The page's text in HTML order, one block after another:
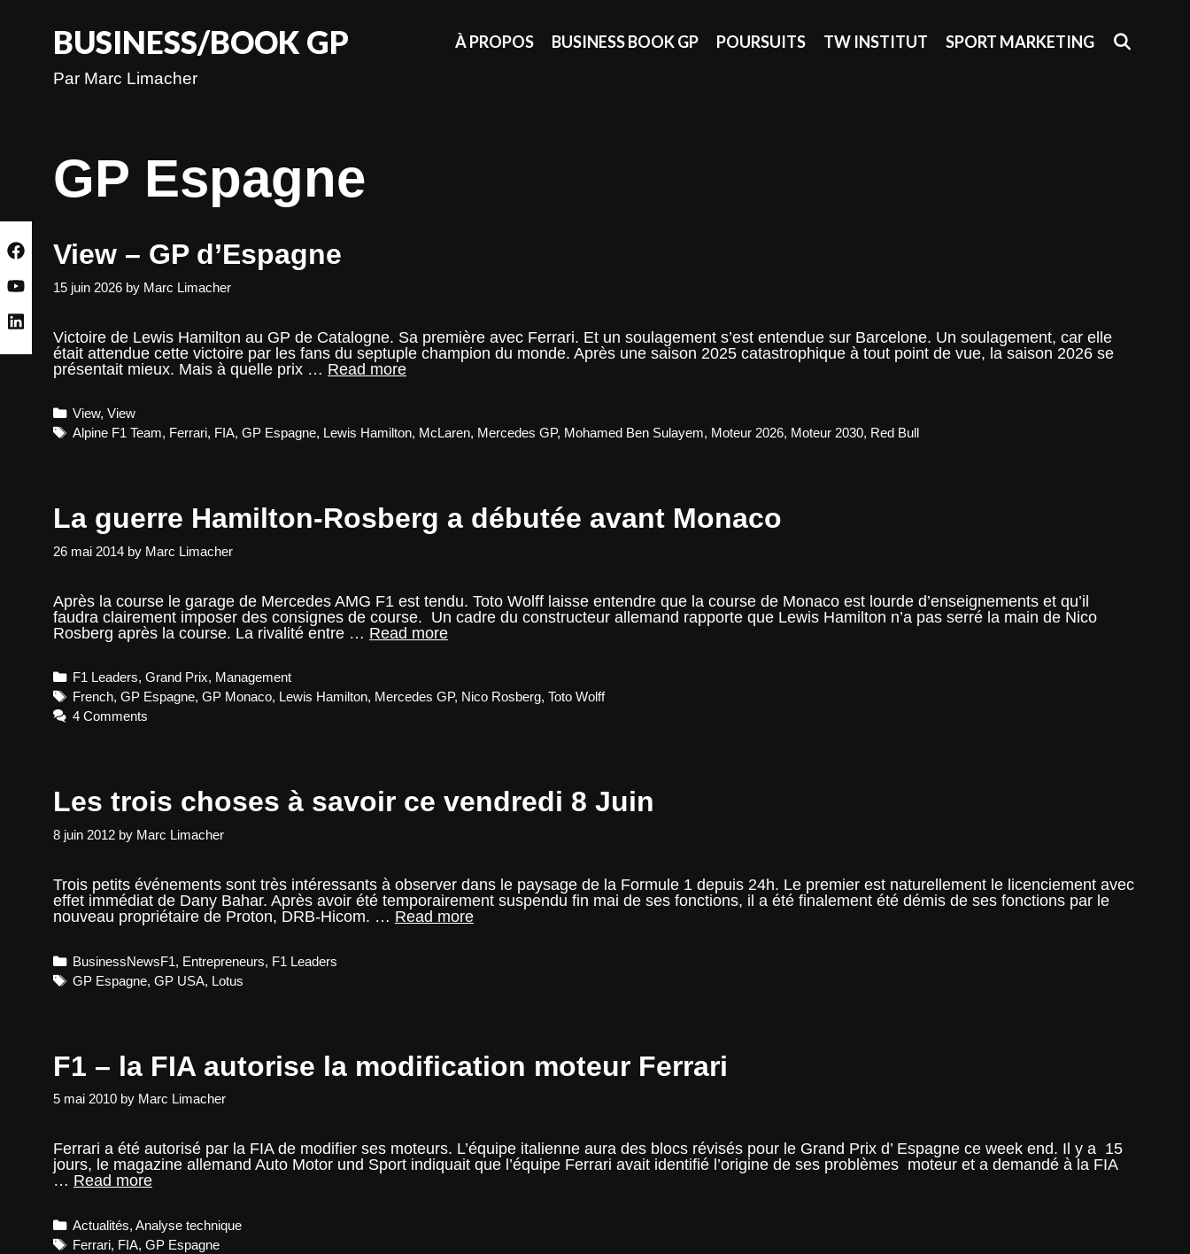
BUSINESS/BOOK GP
Par Marc Limacher
À PROPOS BUSINESS BOOK GP POURSUITS TW INSTITUT SPORT MARKETING
GP Espagne
View – GP d’Espagne
15 juin 2026 by Marc Limacher
Victoire de Lewis Hamilton au GP de Catalogne. Sa première avec Ferrari. Et un soulagement s’est entendue sur Barcelone. Un soulagement, car elle
était attendue cette victoire par les fans du septuple champion du monde. Après une saison 2025 catastrophique à tout point de vue, la saison 2026 se
présentait mieux. Mais à quelle prix … Read moreView
Categories
View,View
Tags
Alpine F1 Team, Ferrari, FIA,GP Espagne, Lewis Hamilton, McLaren, Mercedes GP, Mohamed Ben Sulayem, Moteur 2026, Moteur 2030, Red Bull
La guerre Hamilton-Rosberg a débutée avant Monaco
26 mai 2014 by Marc Limacher
Après la course le garage de Mercedes AMG F1 est tendu. Toto Wolff laisse entendre que la course de Monaco est lourde d’enseignements et qu’il
faudra clairement imposer des consignes de course. Un cadre du constructeur allemand rapporte que Lewis Hamilton n’a pas serré la main de Nico
Rosberg après la course. La rivalité entre … Read moreLa
a
Categories
F1 Leaders,Grand Prix, Management
Tags
French,GP Espagne,GP Monaco, Lewis Hamilton, Mercedes GP, Nico Rosberg,Toto Wolff
4 Comments
Les trois choses à savoir ce vendredi 8 Juin
8 juin 2012 by Marc Limacher
Trois petits événements sont très intéressants à observer dans le paysage de la Formule 1 depuis 24h. Le premier est naturellement le licenciement avec
effet immédiat de Dany Bahar. Après avoir été temporairement suspendu fin mai de ses fonctions, il a été finalement été démis de ses fonctions par le
nouveau propriétaire de Proton, DRB-Hicom. … Read moreLes
Categories
BusinessNewsF1, Entrepreneurs, F1 Leaders
Tags
GP Espagne,GP USA, Lotus
F1 – la FIA autorise la modification moteur Ferrari
5 mai 2010 by Marc Limacher
Ferrari a été autorisé par la FIA de modifier ses moteurs. L’équipe italienne aura des blocs révisés pour le Grand Prix d’ Espagne ce week end. Il y a 15
jours, le magazine allemand Auto Motor und Sport indiquait que l’équipe Ferrari avait identifié l’origine de ses problèmes moteur et a demandé à la FIA
… Read moreF1
FIA
autorise
Categories
Actualités,Analyse technique
Tags
Ferrari, FIA,GP Espagne